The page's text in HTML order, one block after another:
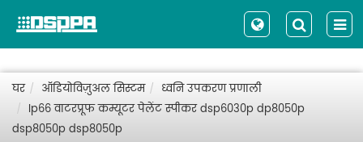
घर ऑडियोविज़ुअल सिस्टम
ध्वनि उपकरण प्रणाली
Ip66 वाटरप्रूफ कम्यूटर पेलेंट स्पीकर dsp6030p dp8050p
dsp8050p dsp8050p